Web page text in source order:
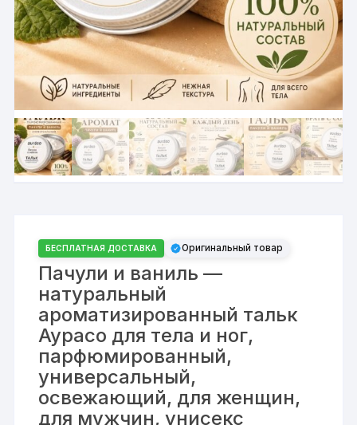
БЕСПЛАТНАЯ ДОСТАВКА Оригинальный товар
Пачули и ваниль —
натуральный
ароматизированный тальк
Аурасо для тела и ног,
парфюмированный,
универсальный,
освежающий, для женщин,
для мужчин, унисекс